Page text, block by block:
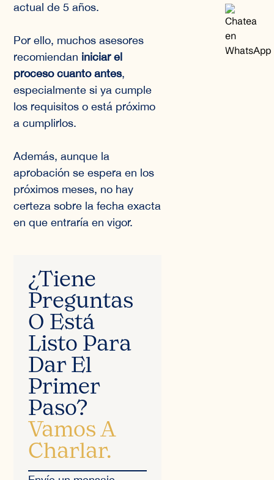
actual de 5 años.
Por ello, muchos asesores
recomiendan iniciar el
proceso cuanto antes,
especialmente si ya cumple
los requisitos o está próximo
a cumplirlos.
Además, aunque la
aprobación se espera en los
próximos meses, no hay
certeza sobre la fecha exacta
en que entraría en vigor.
¿Tiene
Preguntas
O Está
Listo Para
Dar El
Primer
Paso?
Vamos A
Charlar.